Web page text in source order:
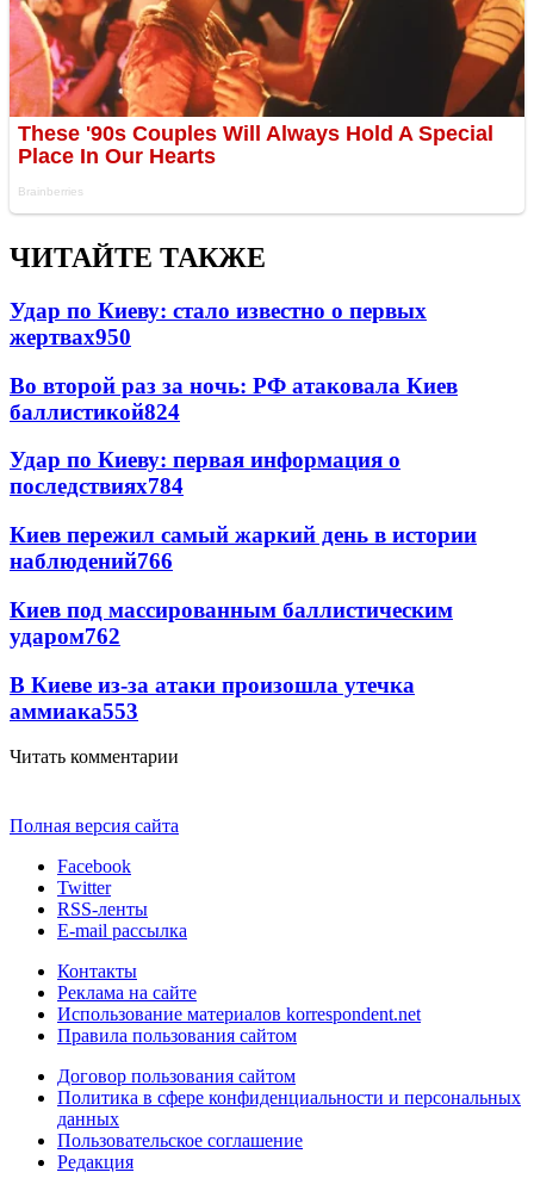
ЧИТАЙТЕ ТАКЖЕ
Удар по Киеву: стало известно о первых
жертвах950
Во второй раз за ночь: РФ атаковала Киев
баллистикой824
Удар по Киеву: первая информация о
последствиях784
Киев пережил самый жаркий день в истории
наблюдений766
Киев под массированным баллистическим
ударом762
В Киеве из-за атаки произошла утечка
аммиака553
Читать комментарии
Полная версия сайта
Facebook
Twitter
RSS-ленты
E-mail рассылка
Контакты
Реклама на сайте
Использование материалов korrespondent.net
Правила пользования сайтом
Договор пользования сайтом
Политика в сфере конфиденциальности и персональных
данных
Пользовательское соглашение
Редакция